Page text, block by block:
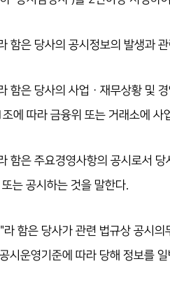
함은 당사의 공시정보의 발생과
함은 당사의 사업ㆍ재무상황 및
에 따라 금융위 또는 거래소에 사
함은 주요경영사항의 공시로서
는 공시하는 것을 말한다.
함은 당사가 관련 법규상 공시
시운영기준에 따라 당해 정보를